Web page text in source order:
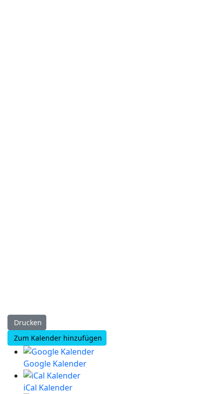
Drucken
Zum Kalender hinzufügen
Google Kalender
iCal Kalender